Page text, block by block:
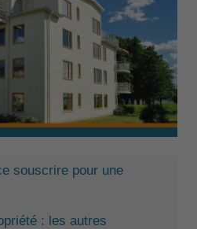
souscrire pour une
: les autres